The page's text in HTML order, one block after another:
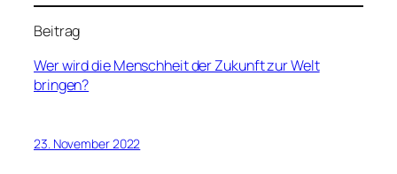
Beitrag
Wer wird die Menschheit der Zukunft zur Welt
bringen?
23. November 2022